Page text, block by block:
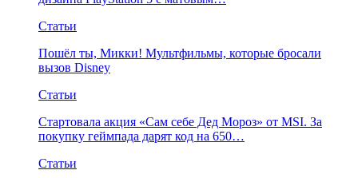
Статьи
Пошёл ты, Микки! Мультфильмы, которые бросали
вызов Disney
Статьи
Стартовала акция «Сам себе Дед Мороз» от MSI. За
покупку геймпада дарят код на 650…
Статьи